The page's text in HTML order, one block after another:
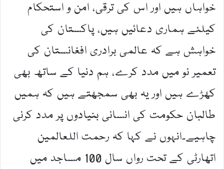
خواہاں ہیں اور اس کی ترقی، امن و استحکام
کیلئے ہماری دعائیں ہیں، پاکستان کی
خواہش ہے کہ عالمی برادری افغانستان کی
تعمیر نو میں مدد کرے، ہم دنیا کے ساتھ بھی
کھڑے ہیں اور یہ بھی سمجھتے ہیں کہ ہمیں
طالبان حکومت کی انسانی بنیادوں پر مدد کرنی
چاہیے۔انہوں نے کہا کہ رحمت اللعالمین
اتھارٹی کے تحت رواں سال 100 مساجد میں